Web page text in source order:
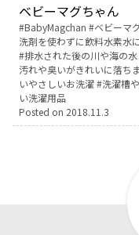
ベビーマグちゃん
Tags:
BabyMagchan ベビーマ
洗剤を使わずに飲料水素水
排水された後の川や海の
汚れや臭いがきれいに落ち
いやさしいお洗濯
洗濯槽
い洗濯用品
Posted on 2018.11.3